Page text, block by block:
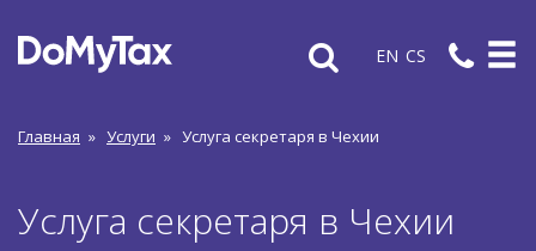
EN CS
Главная » Услуги » Услуга секретаря в Чехии
Услуга секретаря в Чехии